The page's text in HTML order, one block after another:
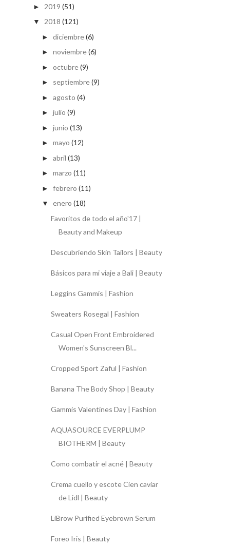
► 2019 (51)
▼ 2018 (121)
► diciembre(6)
► noviembre(6)
► octubre(9)
► septiembre(9)
► agosto (4)
► julio (9)
► junio (13)
► mayo (12)
► abril (13)
► marzo (11)
► febrero (11)
▼ enero (18)
Favoritos de todo el año'17 |
Beauty and Makeup
Descubriendo Skin Tailors | Beauty
Básicos para mi viaje a Bali | Beauty
Leggins Gammis | Fashion
Sweaters Rosegal | Fashion
Casual Open Front Embroidered
Women's Sunscreen Bl...
Cropped Sport Zaful | Fashion
Banana The Body Shop | Beauty
Gammis Valentines Day | Fashion
AQUASOURCE EVERPLUMP
BIOTHERM | Beauty
Como combatir el acné | Beauty
Crema cuello y escote Cien caviar
de Lidl | Beauty
LiBrow Purified Eyebrown Serum
Foreo Iris | Beauty